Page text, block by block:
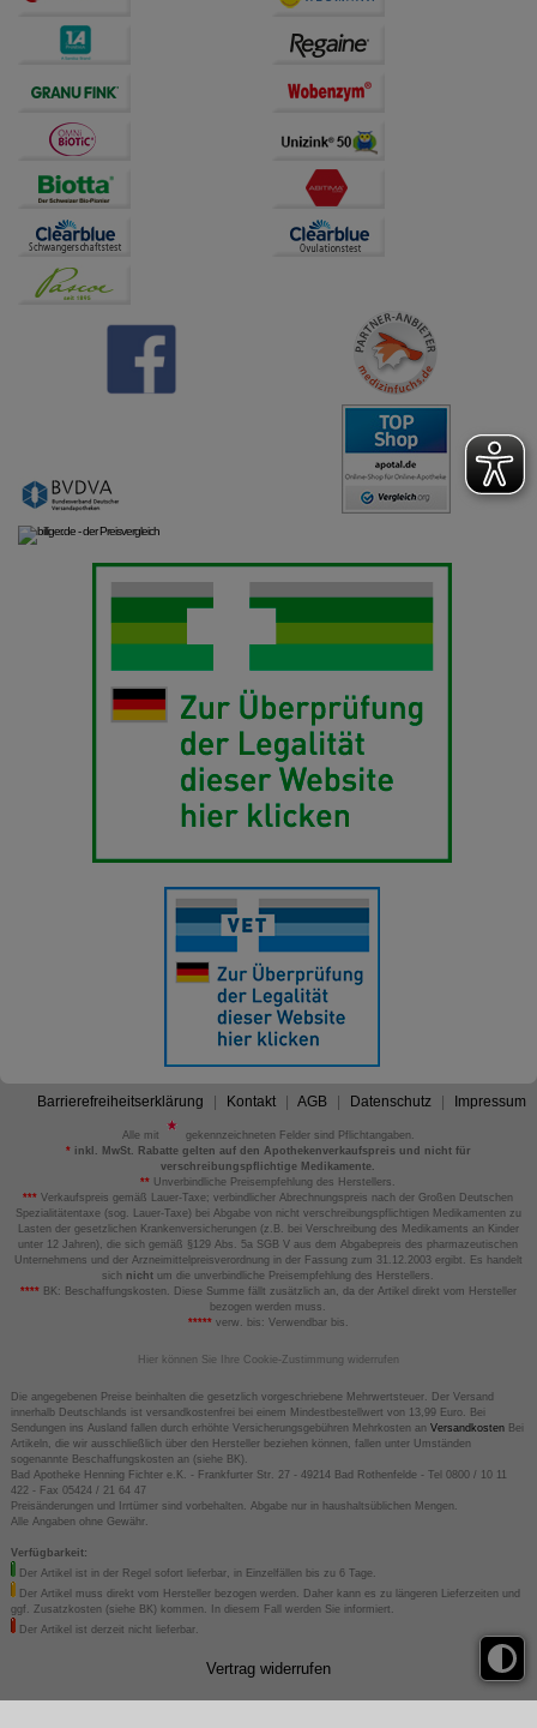
Barrierefreiheitserklärung Kontakt AGB Datenschutz Impressum
Alle mit
gekennzeichneten Felder sind Pflichtangaben.
*inkl. MwSt. Rabatte gelten auf den Apothekenverkaufspreis und nicht für
verschreibungspflichtige Medikamente.
** Unverbindliche Preisempfehlung des Herstellers.
*** Verkaufspreis gemäß Lauer-Taxe; verbindlicher Abrechnungspreis nach der Großen Deutschen
Spezialitätentaxe (sog. Lauer-Taxe) bei Abgabe von nicht verschreibungspflichtigen Medikamenten zu
Lasten der gesetzlichen Krankenversicherungen (z.B. bei Verschreibung des Medikaments an Kinder
unter 12 Jahren), die sich gemäß §129 Abs. 5a SGB V aus dem Abgabepreis des pharmazeutischen
Unternehmens und der Arzneimittelpreisverordnung in der Fassung zum 31.12.2003 ergibt. Es handelt
sich nicht um die unverbindliche Preisempfehlung des Herstellers.
****BK: Beschaffungskosten. Diese Summe fällt zusätzlich an, da der Artikel direkt vom Hersteller
bezogen werden muss.
*****verw. bis: Verwendbar bis.
Hier können Sie Ihre Cookie-Zustimmung widerrufen
Die angegebenen Preise beinhalten die gesetzlich vorgeschriebene Mehrwertsteuer. Der Versand
innerhalb Deutschlands ist versandkostenfrei bei einem Mindestbestellwert von 13,99 Euro. Bei
Sendungen ins Ausland fallen durch erhöhte Versicherungsgebühren Mehrkosten an VersandkostenBei
Artikeln, die wir ausschließlich über den Hersteller beziehen können, fallen unter Umständen
sogenannte Beschaffungskosten an (siehe BK).
Bad Apotheke Henning Fichter e.K. - Frankfurter Str. 27 - 49214 Bad Rothenfelde - Tel 0800 / 10 11
422 - Fax 05424 / 21 64 47
Preisänderungen und Irrtümer sind vorbehalten. Abgabe nur in haushaltsüblichen Mengen.
Alle Angaben ohne Gewähr.
Verfügbarkeit:
Der Artikel ist in der Regel sofort lieferbar, in Einzelfällen bis zu 6 Tage.
Der Artikel muss direkt vom Hersteller bezogen werden. Daher kann es zu längeren Lieferzeiten und
ggf. Zusatzkosten (siehe BK) kommen. In diesem Fall werden Sie informiert.
Der Artikel ist derzeit nicht lieferbar.
Vertrag widerrufen